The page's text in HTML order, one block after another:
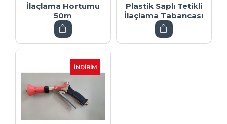
İlaçlama Hortumu
50m
Plastik Saplı Tetikli
İlaçlama Tabancası
İNDIRIM